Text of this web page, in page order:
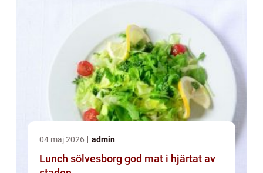
04 maj 2026 admin
Lunch sölvesborg god mat i hjärtat av